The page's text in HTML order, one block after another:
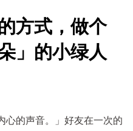
方式，做个
」的小绿人
心的声音。」好友在一次的